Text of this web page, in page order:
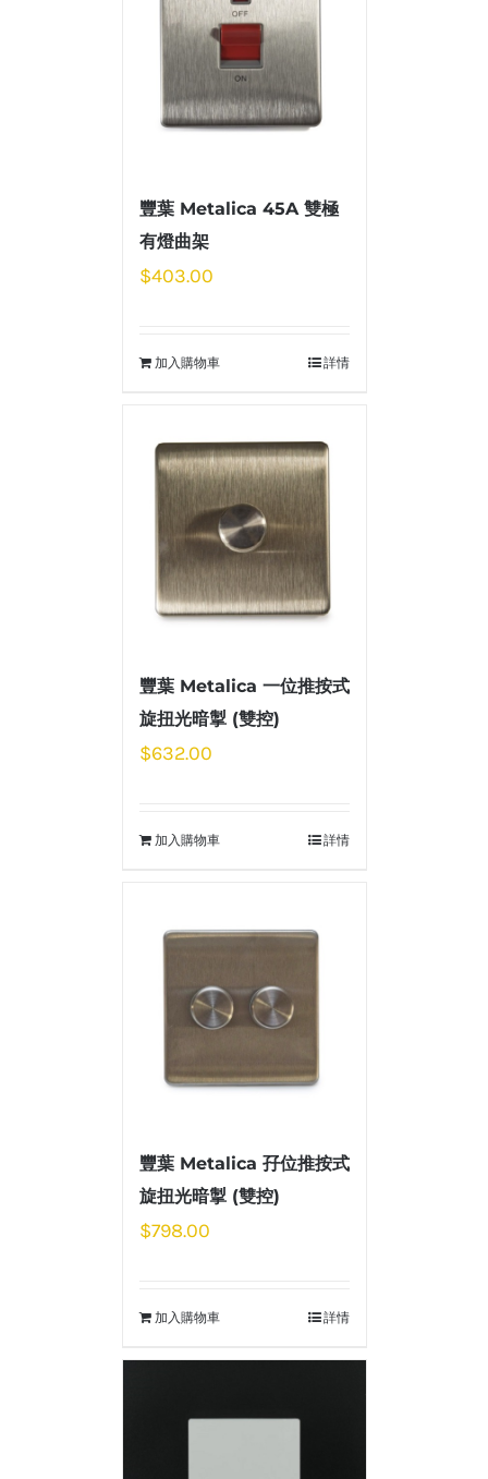
豐葉 Metalica 45A 雙極
有燈曲架
$403.00
加入購物車 詳情
豐葉 Metalica 一位推按式
旋扭光暗掣 (雙控)
$632.00
加入購物車 詳情
豐葉 Metalica 孖位推按式
旋扭光暗掣 (雙控)
$798.00
加入購物車 詳情